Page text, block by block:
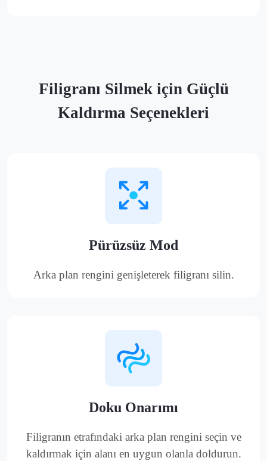
Filigranı Silmek için Güçlü
Kaldırma Seçenekleri
Pürüzsüz Mod
Arka plan rengini genişleterek filigranı silin.
Doku Onarımı
Filigranın etrafındaki arka plan rengini seçin ve
kaldırmak için alanı en uygun olanla doldurun.